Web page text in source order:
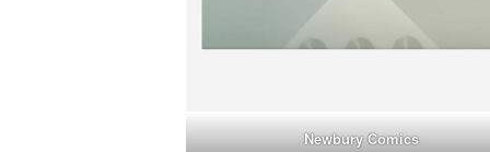
Newbury Comics